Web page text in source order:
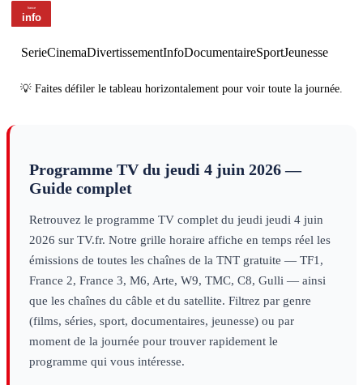
SerieCinemaDivertissementInfoDocumentaireSportJeunesse
💡 Faites défiler le tableau horizontalement pour voir toute la journée.
Programme TV du jeudi 4 juin 2026—
Guide complet
Retrouvez le programme TV complet du jeudi jeudi 4 juin
2026 sur TV.fr. Notre grille horaire affiche en temps réel les
émissions de toutes les chaînes de la TNT gratuite — TF1,
France 2, France 3, M6, Arte, W9, TMC, C8, Gulli — ainsi
que les chaînes du câble et du satellite. Filtrez par genre
(films, séries, sport, documentaires, jeunesse) ou par
moment de la journée pour trouver rapidement le
programme qui vous intéresse.